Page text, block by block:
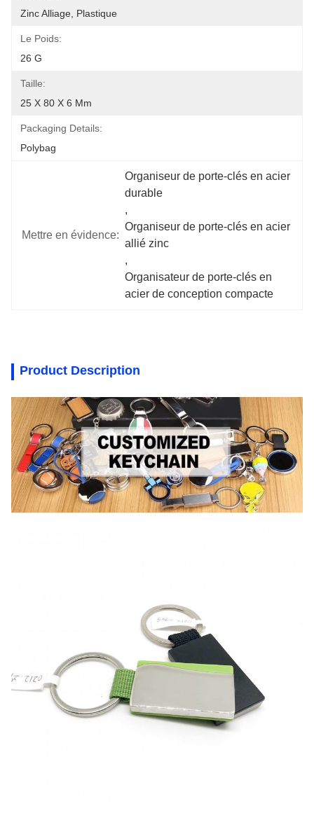
Zinc Alliage, Plastique
Le Poids:
26 G
Taille:
25 X 80 X 6 Mm
Packaging Details:
Polybag
Mettre en évidence:
Organiseur de porte-clés en acier
durable
,
Organiseur de porte-clés en acier
allié zinc
,
Organisateur de porte-clés en
acier de conception compacte
Product Description